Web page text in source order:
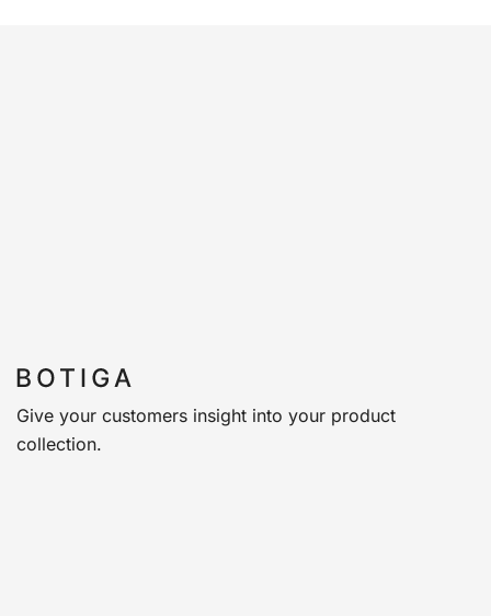
Give your customers insight into your product
collection.